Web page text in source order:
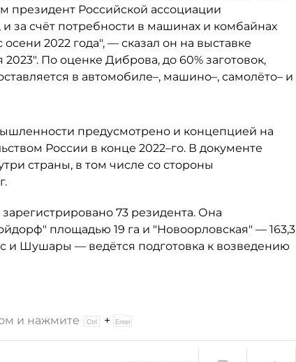
президент Российской ассоциации
за счёт потребности в машинах и комбайнах
2022 года", — сказал он на выставке
По оценке Диброва, до 60% заготовок,
в автомобиле–, машино–, самолёто– и
предусмотрено и концепцией на
России в конце 2022–го. В документе
страны, в том числе со стороны
73 резидента. Она
площадью 19 га и "Новоорловская" — 163,3
и Шушары — ведётся подготовка к возведению
и нажмите +